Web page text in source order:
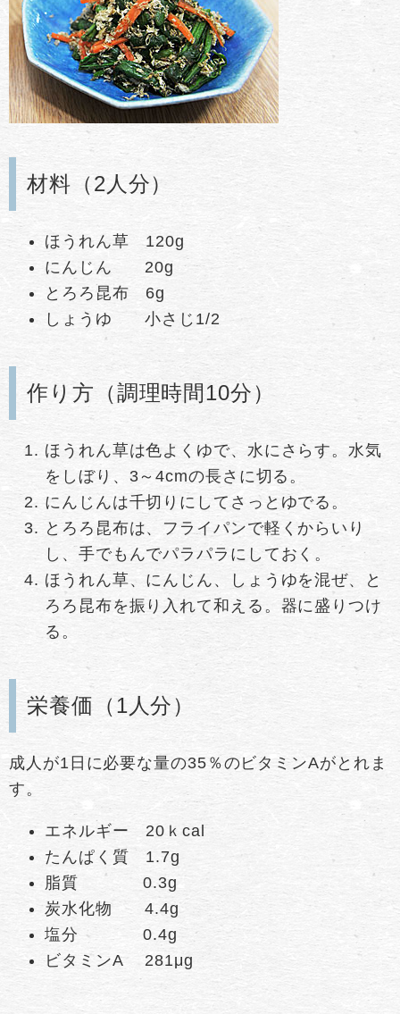
材料（2人分）
ほうれん草 120g
にんじん 20g
とろろ昆布 6g
しょうゆ 小さじ1/2
作り方（調理時間10分）
ほうれん草は色よくゆで、水にさらす。水気
をしぼり、3～4cmの長さに切る。
にんじんは千切りにしてさっとゆでる。
とろろ昆布は、フライパンで軽くからいり
し、手でもんでパラパラにしておく。
ほうれん草、にんじん、しょうゆを混ぜ、と
ろろ昆布を振り入れて和える。器に盛りつけ
る。
栄養価（1人分）
成人が1日に必要な量の35％のビタミンAがとれま
す。
エネルギー 20ｋcal
たんぱく質 1.7g
脂質 0.3g
炭水化物 4.4g
塩分 0.4g
ビタミンA 281μg